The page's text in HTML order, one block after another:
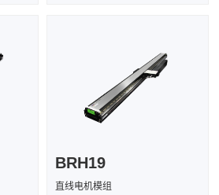
BRH19
直线电机模组